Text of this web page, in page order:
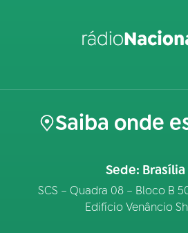
Saiba onde
Sede: Brasília
SCS – Quadra 08 – Bloco B
Edifício Venâncio